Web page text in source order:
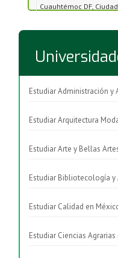
Cuauhtémoc DF,
Estudiar Administración y
Estudiar Arquitectura
Estudiar Arte y Bellas
Estudiar Bibliotecología
Estudiar Calidad en
Estudiar Ciencias